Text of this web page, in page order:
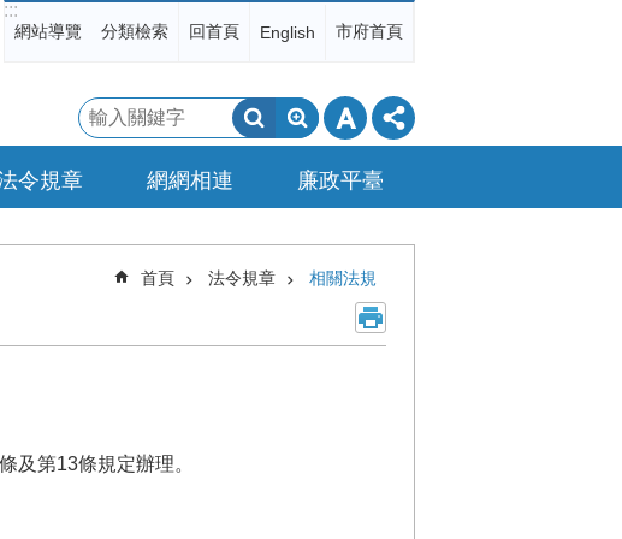
:::
網站導覽 分類檢索 回首頁 English 市府首頁
搜
尋
令規章 網網相連 廉政平臺
首頁 法令規章 相關法規
及第13條規定辦理。